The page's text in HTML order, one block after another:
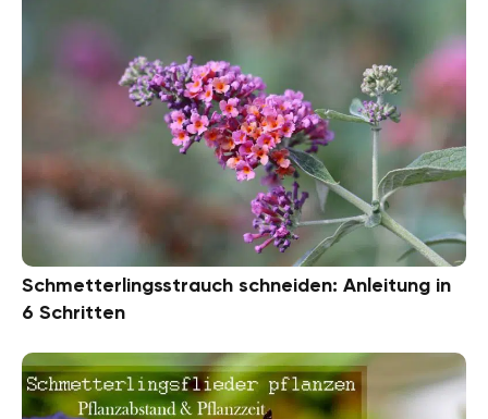
Schmetterlingsstrauch schneiden: Anleitung in
6 Schritten